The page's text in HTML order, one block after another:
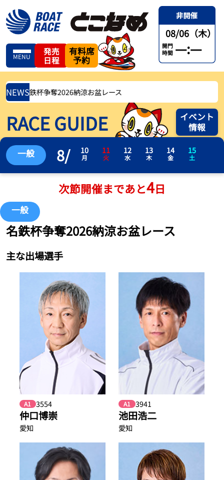
MENU
発売
日程
有料席
予約
08/06（木）
開門
時間 —:—
NEWS
鉄杯争奪2026納涼お盆レース
RACE GUIDE
イベント
情報
一般 8/ 10
月
11
火
12
水
13
木
14
金
15
土
次節開催まであと4日
一般
名鉄杯争奪2026納涼お盆レース
主な出場選手
A1 3554
仲口博崇
愛知
A1 3941
池田浩二
愛知